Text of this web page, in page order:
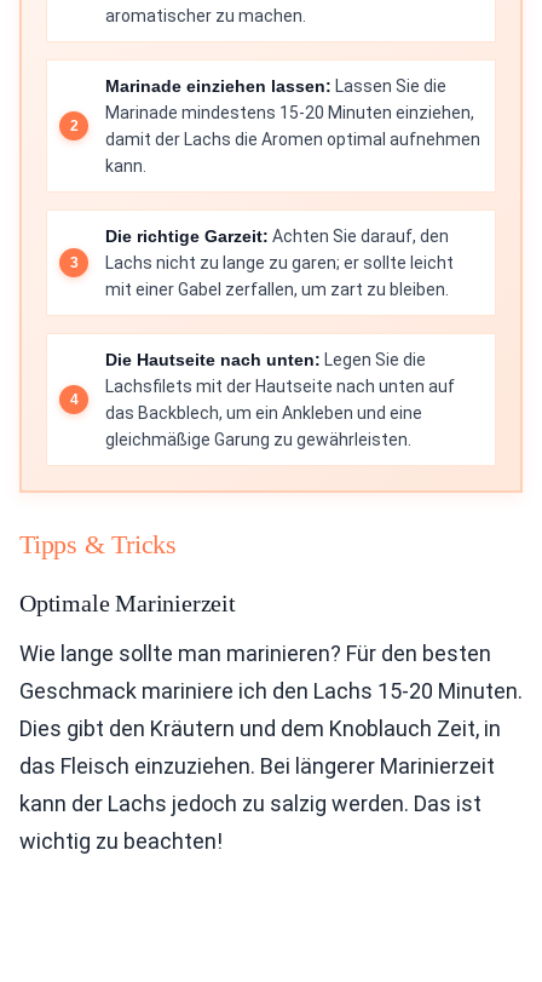
aromatischer zu machen.
Marinade einziehen lassen: Lassen Sie die
Marinade mindestens 15-20 Minuten einziehen,
damit der Lachs die Aromen optimal aufnehmen
kann.
Die richtige Garzeit: Achten Sie darauf, den
Lachs nicht zu lange zu garen; er sollte leicht
mit einer Gabel zerfallen, um zart zu bleiben.
Die Hautseite nach unten: Legen Sie die
Lachsfilets mit der Hautseite nach unten auf
das Backblech, um ein Ankleben und eine
gleichmäßige Garung zu gewährleisten.
Tipps & Tricks
Optimale Marinierzeit
Wie lange sollte man marinieren? Für den besten
Geschmack mariniere ich den Lachs 15-20 Minuten.
Dies gibt den Kräutern und dem Knoblauch Zeit, in
das Fleisch einzuziehen. Bei längerer Marinierzeit
kann der Lachs jedoch zu salzig werden. Das ist
wichtig zu beachten!